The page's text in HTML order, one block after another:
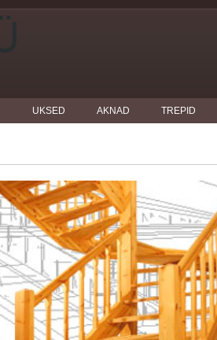
UKSED AKNAD TREPID